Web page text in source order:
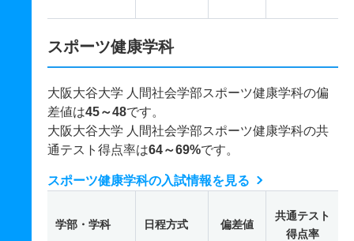
スポーツ健康学科
大阪大谷大学 人間社会学部スポーツ健康学科の偏
差値は45～48です。
大阪大谷大学 人間社会学部スポーツ健康学科の共
通テスト得点率は64～69%です。
スポーツ健康学科の入試情報を見る
学部・学科 日程方式 偏差値
共通テスト
得点率